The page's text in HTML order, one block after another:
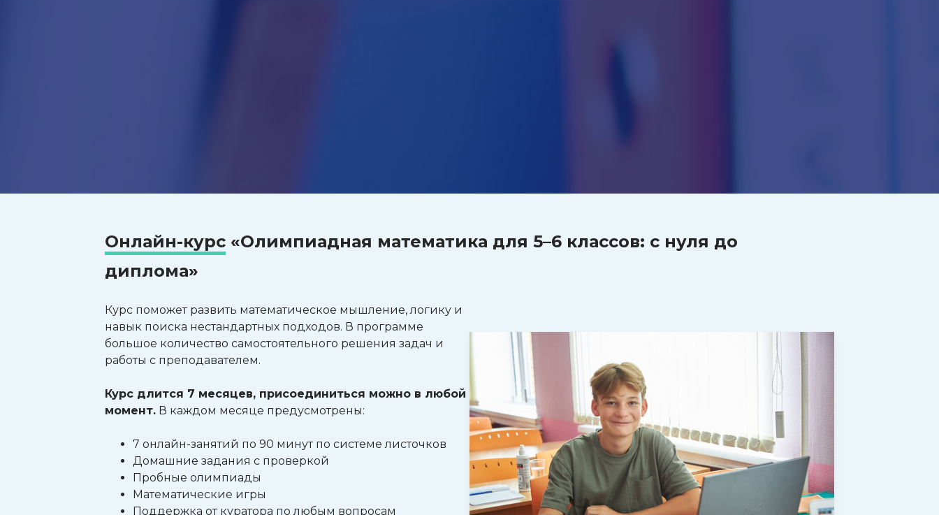
Онлайн-курс «Олимпиадная математика для 5–6 классов: с нуля до
диплома»
Курс поможет развить математическое мышление, логику и
навык поиска нестандартных подходов. В программе
большое количество самостоятельного решения задач и
работы с преподавателем.
Курс длится 7 месяцев, присоединиться можно в любой
момент. В каждом месяце предусмотрены:
7 онлайн-занятий по 90 минут по системе листочков
Домашние задания с проверкой
Пробные олимпиады
Математические игры
Поддержка от куратора по любым вопросам